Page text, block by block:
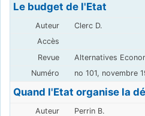
Le budget de l'Etat
Clerc D.
Alternatives
no 101, novembre
Quand l'Etat organise la
Perrin B.